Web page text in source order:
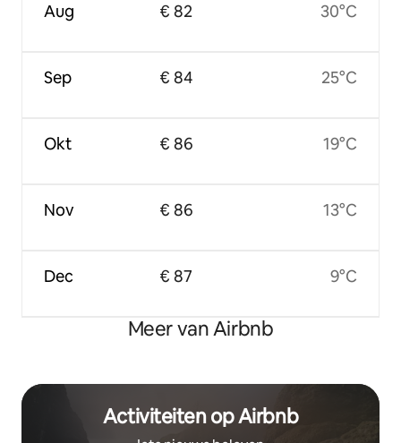
Aug
Sep
Okt
Nov
Dec
€ 82
€ 84
€ 86
€ 86
€ 87
30°C
25°C
19°C
13°C
9°C
Meer van Airbnb
Activiteiten op Airbnb